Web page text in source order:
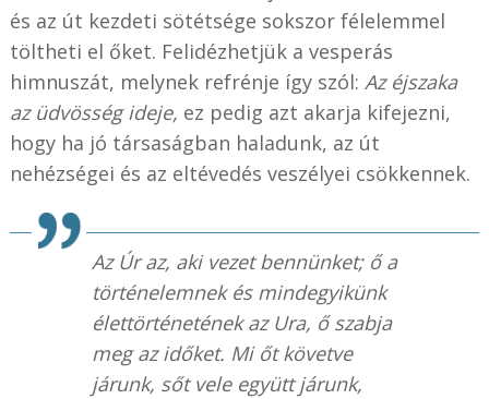
és az út kezdeti sötétsége sokszor félelemmel
töltheti el őket. Felidézhetjük a vesperás
himnuszát, melynek refrénje így szól: Az éjszaka
az üdvösség ideje, ez pedig azt akarja kifejezni,
hogy ha jó társaságban haladunk, az út
nehézségei és az eltévedés veszélyei csökkennek.
Az Úr az, aki vezet bennünket; ő a
történelemnek és mindegyikünk
élettörténetének az Ura, ő szabja
meg az időket. Mi őt követve
járunk, sőt vele együtt járunk,